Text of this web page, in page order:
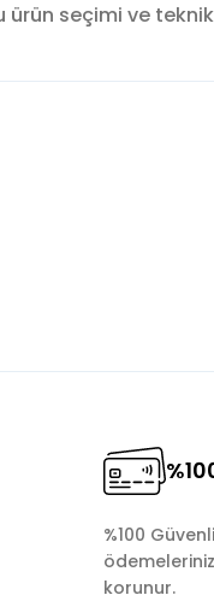
ürün seçimi ve
%100
korunur.